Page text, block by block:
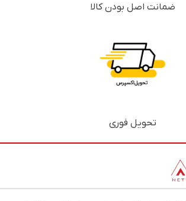
ضمانت اصل بودن کالا
تحویل فوری